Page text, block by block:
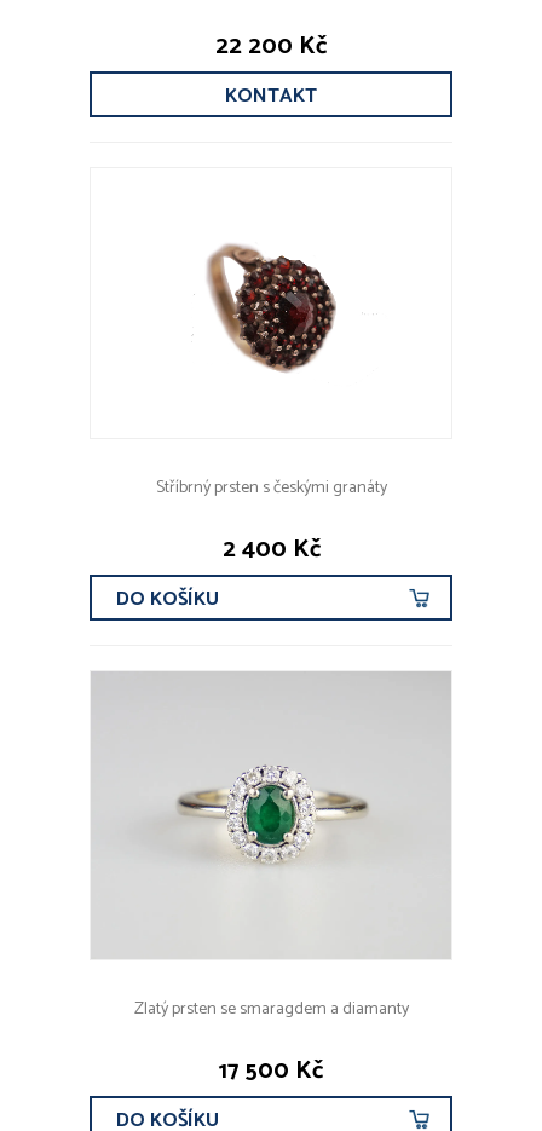
22 200 Kč
KONTAKT
Stříbrný prsten s českými granáty
2 400 Kč
DO KOŠÍKU
Zlatý prsten se smaragdem a diamanty
17 500 Kč
DO KOŠÍKU